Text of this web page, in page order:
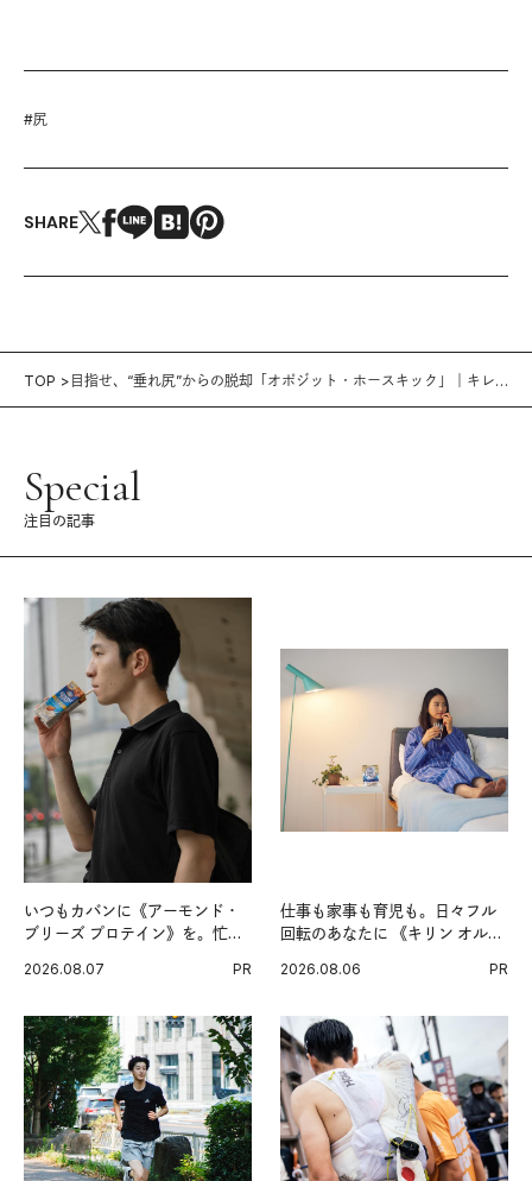
#尻
SHARE
TOP
目指せ、“垂れ尻”からの脱却「オポジット・ホースキック」｜キレ
Special
注目の記事
いつもカバンに《アーモンド・
ブリーズ プロテイン》を。忙し
グ習慣。
2026.08.07 PR
仕事も家事も育児も。日々フル
回転のあなたに 《キリン オルニ
2026.08.06 PR